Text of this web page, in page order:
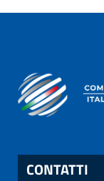
CONTATTI